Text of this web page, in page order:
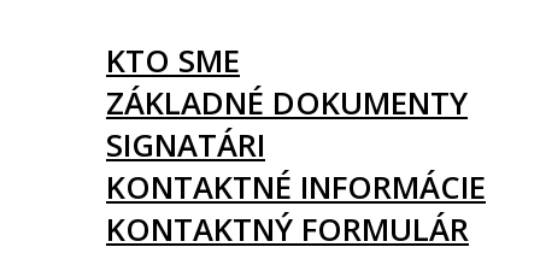
KTO SME
ZÁKLADNÉ DOKUMENTY
SIGNATÁRI
KONTAKTNÉ INFORMÁCIE
KONTAKTNÝ FORMULÁR